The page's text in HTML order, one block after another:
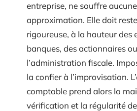
entreprise, ne souffre aucune
approximation. Elle doit
rigoureuse, à la hauteur des
banques, des actionnaires
l’administration fiscale.
la confier à l’improvisation.
comptable prend alors la
vérification et la régularité